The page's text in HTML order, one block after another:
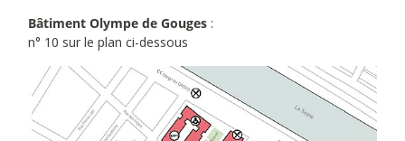
Bâtiment Olympe de Gouges :
n° 10 sur le plan ci-dessous